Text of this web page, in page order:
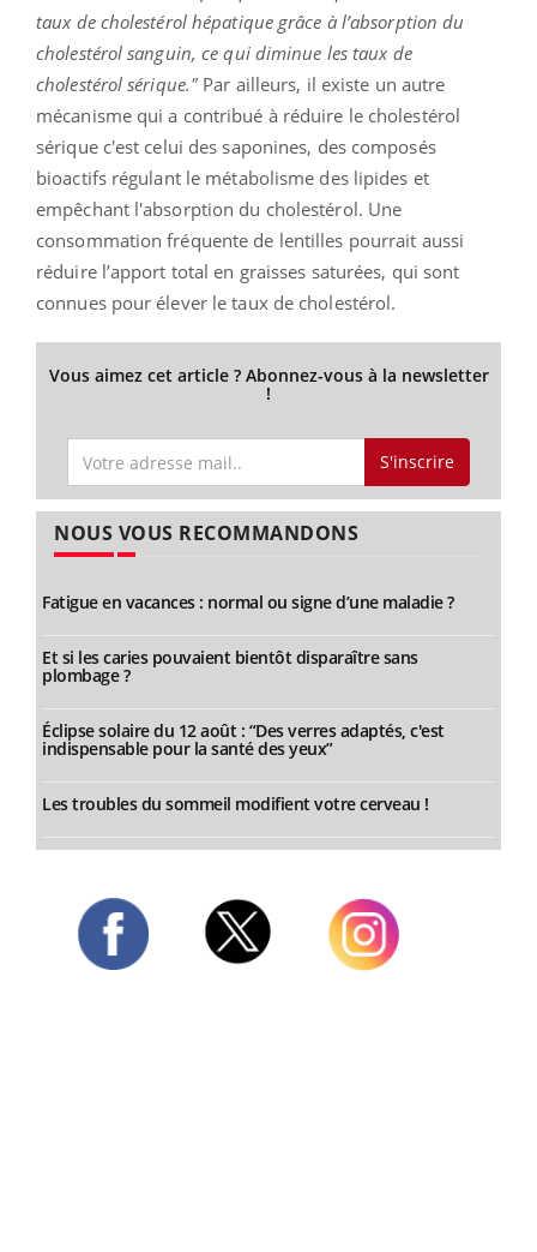
taux de cholestérol hépatique grâce à l’absorption du
cholestérol sanguin, ce qui diminue les taux de
cholestérol sérique." Par ailleurs, il existe un autre
mécanisme qui a contribué à réduire le cholestérol
sérique c'est celui des saponines, des composés
bioactifs régulant le métabolisme des lipides et
empêchant l'absorption du cholestérol. Une
consommation fréquente de lentilles pourrait aussi
réduire l’apport total en graisses saturées, qui sont
connues pour élever le taux de cholestérol.
Vous aimez cet article ? Abonnez-vous à la newsletter
!
S'inscrire
NOUS VOUS RECOMMANDONS
Fatigue en vacances : normal ou signe d’une maladie ?
Et si les caries pouvaient bientôt disparaître sans
plombage ?
Éclipse solaire du 12 août : “Des verres adaptés, c'est
indispensable pour la santé des yeux”
Les troubles du sommeil modifient votre cerveau !